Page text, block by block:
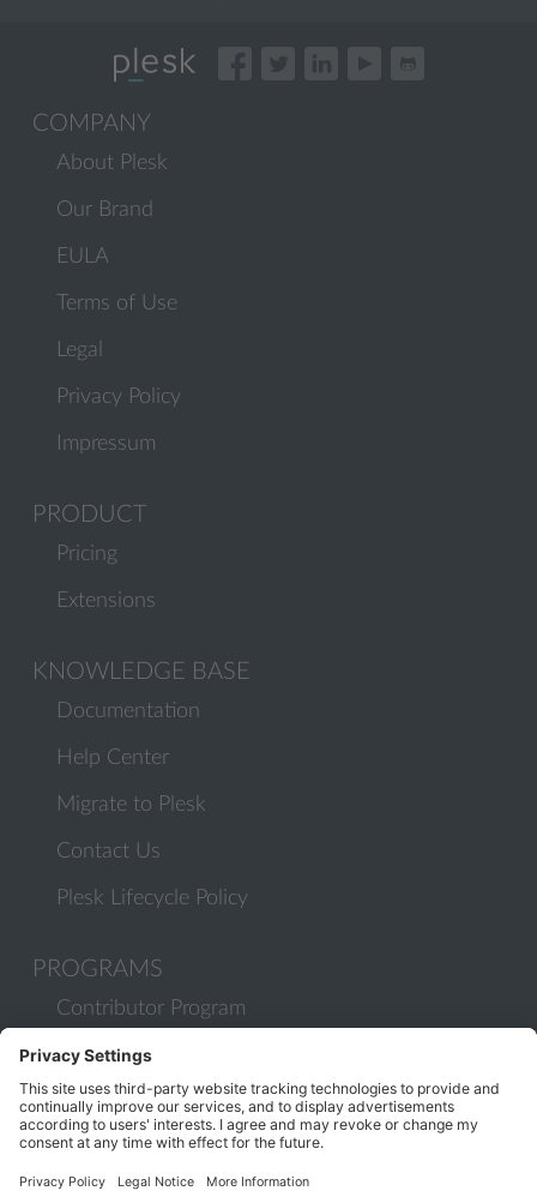
COMPANY
About Plesk
Our Brand
EULA
Terms of Use
Legal
Privacy Policy
Impressum
PRODUCT
Pricing
Extensions
KNOWLEDGE BASE
Documentation
Help Center
Migrate to Plesk
Contact Us
Plesk Lifecycle Policy
PROGRAMS
Contributor Program
Partner Program
COMMUNITY